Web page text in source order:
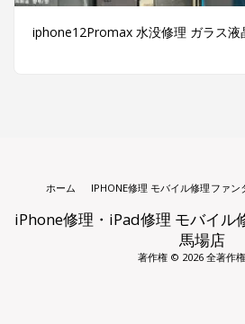
iphone12Promax 水没修理 ガラス液
iPhone修理・iPad修理 モバイル
馬場店
著作権 © 2026 全著作
ホーム IPHONE修理 モバイル修理ファン